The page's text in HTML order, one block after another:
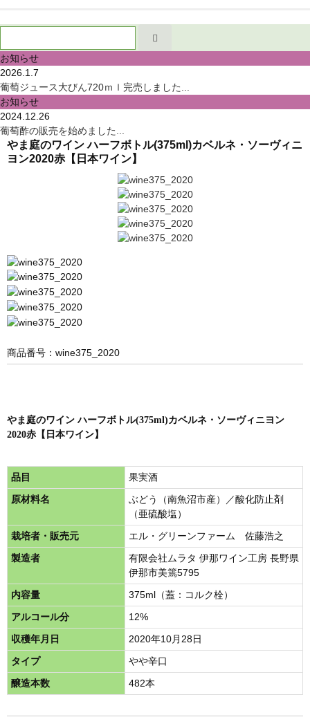
お知らせ
2026.1.7
葡萄ジュース大びん720ｍｌ完売しました...
お知らせ
2024.12.26
葡萄酢の販売を始めました...
やま庭のワイン ハーフボトル(375ml)カベルネ・ソーヴィニ
ヨン2020赤【日本ワイン】
商品番号：wine375_2020
やま庭のワイン ハーフボトル(375ml)カベルネ・ソーヴィニヨン
2020赤【日本ワイン】
品目
果実酒
原材料名
ぶどう（南魚沼市産）／酸化防止剤
（亜硫酸塩）
栽培者・販売元
エル・グリーンファーム 佐藤浩之
製造者
有限会社ムラタ 伊那ワイン工房 長野県
伊那市美篶5795
内容量
375ml（蓋：コルク栓）
アルコール分
12%
収穫年月日
2020年10月28日
タイプ
やや辛口
醸造本数
482本